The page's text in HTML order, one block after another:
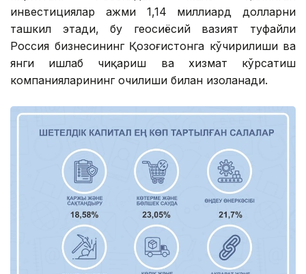
инвестициялар ҳажми 1,14 миллиард долларни
ташкил этади, бу геосиёсий вазият туфайли
Россия бизнесининг Қозоғистонга кўчирилиши ва
янги ишлаб чиқариш ва хизмат кўрсатиш
компанияларининг очилиши билан изоҳланади.